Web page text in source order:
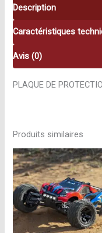
Description
Caractéristiques
Avis (0)
PLAQUE DE
Produits similaires